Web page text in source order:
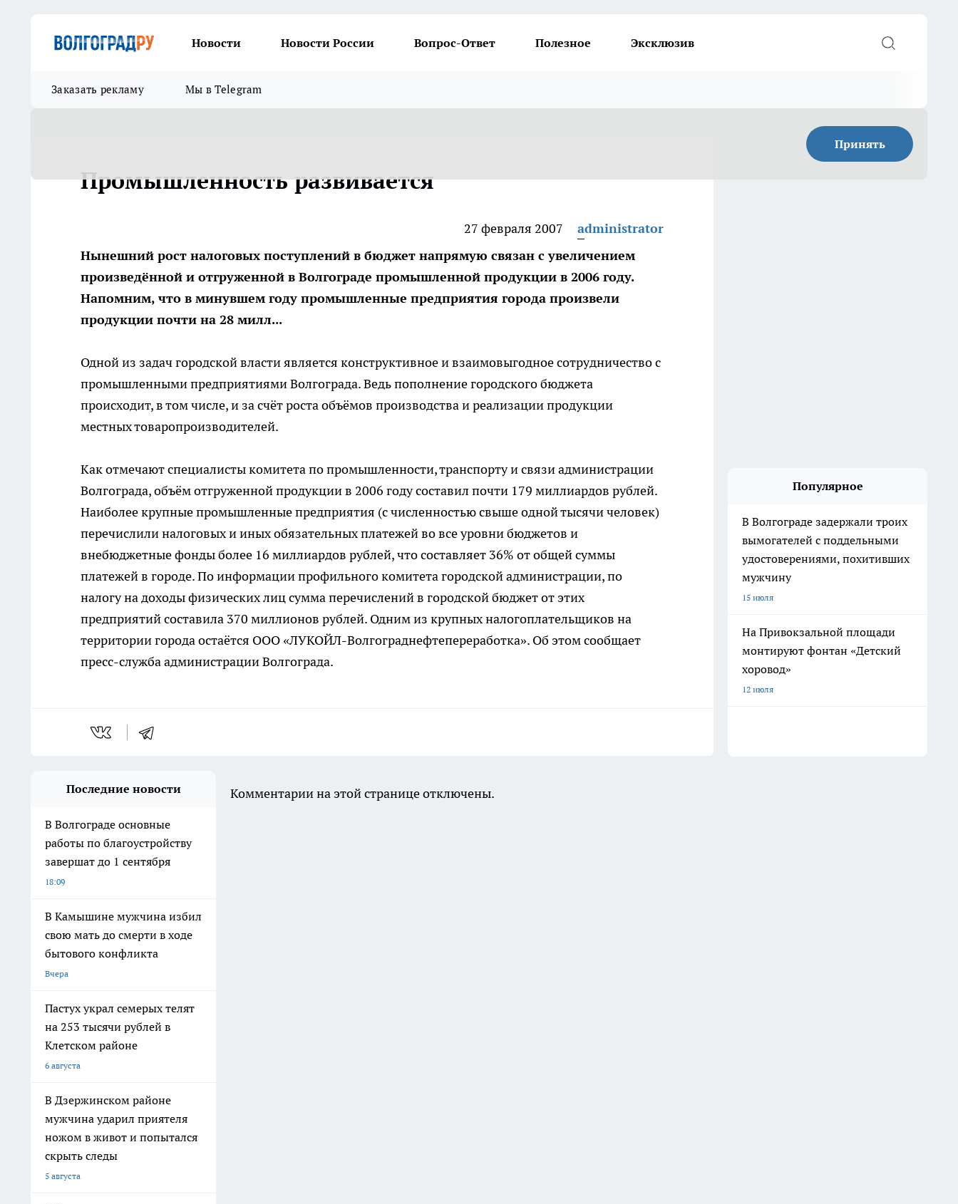
Новости Новости России Вопрос-Ответ Полезное Эксклюзив
Заказать рекламу Мы в Telegram
Принять
Промышленность развивается
27 февраля 2007
administrator
Нынешний рост налоговых поступлений в бюджет напрямую связан с увеличением
произведённой и отгруженной в Волгограде промышленной продукции в 2006 году.
Напомним, что в минувшем году промышленные предприятия города произвели
продукции почти на 28 милл...
Одной из задач городской власти является конструктивное и взаимовыгодное сотрудничество с
промышленными предприятиями Волгограда. Ведь пополнение городского бюджета
происходит, в том числе, и за счёт роста объёмов производства и реализации продукции
местных товаропроизводителей.
Как отмечают специалисты комитета по промышленности, транспорту и связи администрации
Волгограда, объём отгруженной продукции в 2006 году составил почти 179 миллиардов рублей.
Наиболее крупные промышленные предприятия (с численностью свыше одной тысячи человек)
перечислили налоговых и иных обязательных платежей во все уровни бюджетов и
внебюджетные фонды более 16 миллиардов рублей, что составляет 36% от общей суммы
платежей в городе. По информации профильного комитета городской администрации, по
налогу на доходы физических лиц сумма перечислений в городской бюджет от этих
предприятий составила 370 миллионов рублей. Одним из крупных налогоплательщиков на
территории города остаётся ООО «ЛУКОЙЛ-Волгограднефтепереработка». Об этом сообщает
пресс-служба администрации Волгограда.
Популярное
В Волгограде задержали троих
вымогателей с поддельными
удостоверениями, похитивших
мужчину
15 июля
На Привокзальной площади
монтируют фонтан «Детский
хоровод»
12 июля
Последние новости
В Волгограде основные
работы по благоустройству
завершат до 1 сентября
18:09
В Камышине мужчина избил
свою мать до смерти в ходе
бытового конфликта
Вчера
Пастух украл семерых телят
на 253 тысячи рублей в
Клетском районе
6 августа
В Дзержинском районе
мужчина ударил приятеля
ножом в живот и попытался
скрыть следы
5 августа
Комментарии на этой странице отключены.